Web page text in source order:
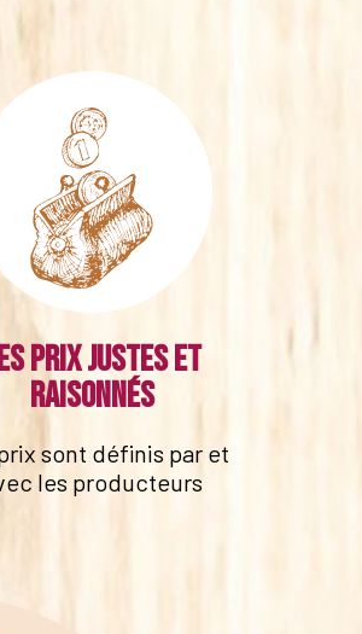
prix justes et
raisonnés
sont définis par et
les producteurs